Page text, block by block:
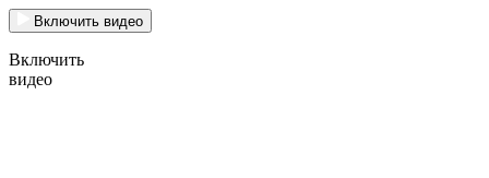
Включить видео
Включить
видео